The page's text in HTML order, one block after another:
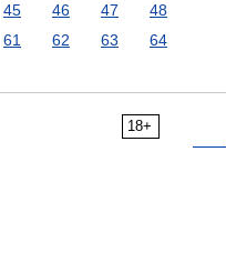
45 46 47
48
61 62 63 64
18+